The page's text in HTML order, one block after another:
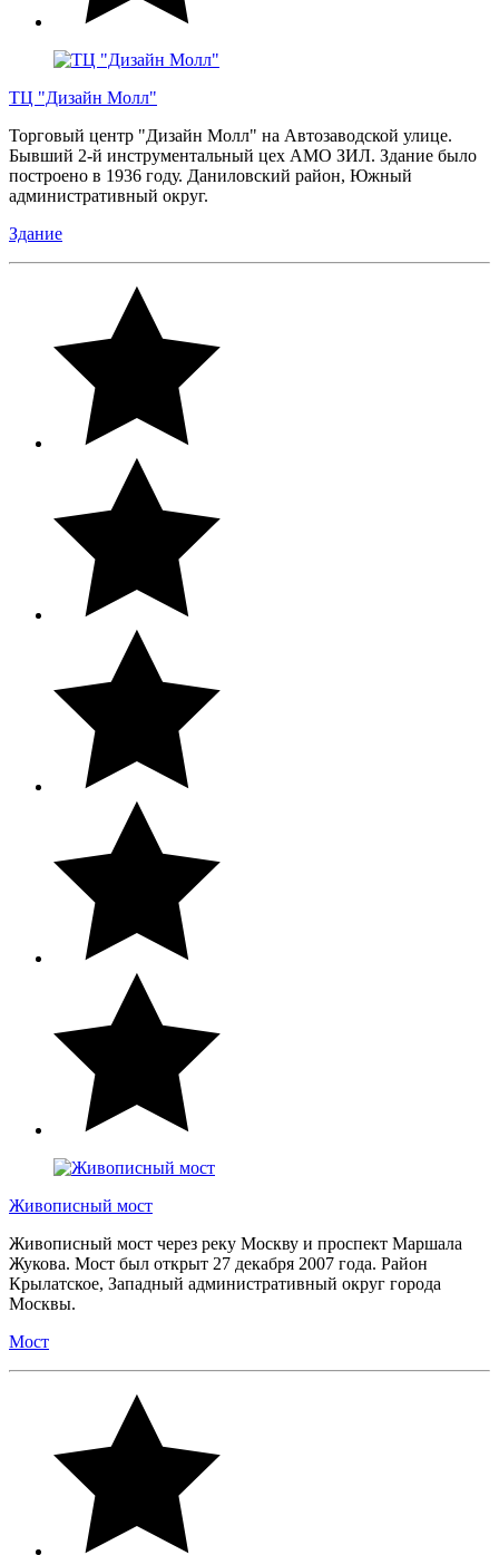
ТЦ "Дизайн Молл"
Торговый центр "Дизайн Молл" на Автозаводской улице.
Бывший 2-й инструментальный цех АМО ЗИЛ. Здание было
построено в 1936 году. Даниловский район, Южный
административный округ.
Здание
Живописный мост
Живописный мост через реку Москву и проспект Маршала
Жукова. Мост был открыт 27 декабря 2007 года. Район
Крылатское, Западный административный округ города
Москвы.
Мост